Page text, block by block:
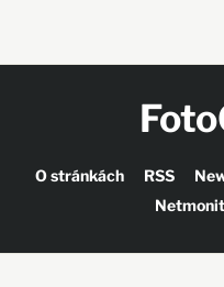
O stránkách RSS